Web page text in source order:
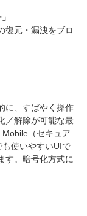
復元・漏洩をブロ
に、すばやく操作
／解除が可能な最
（セキュア
使いやすいUIで
す。暗号化方式に